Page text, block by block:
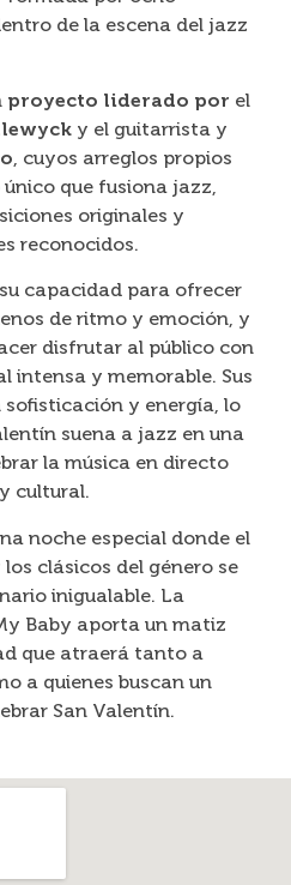
de la escena del jazz
proyecto liderado por el
y el guitarrista y
, cuyos arreglos propios
que fusiona jazz,
originales y
reconocidos.
capacidad para ofrecer
de ritmo y emoción, y
disfrutar al público con
intensa y memorable. Sus
y energía, lo
suena a jazz en una
la música en directo
cultural.
noche especial donde el
clásicos del género se
inigualable. La
Baby aporta un matiz
que atraerá tanto a
a quienes buscan un
San Valentín.